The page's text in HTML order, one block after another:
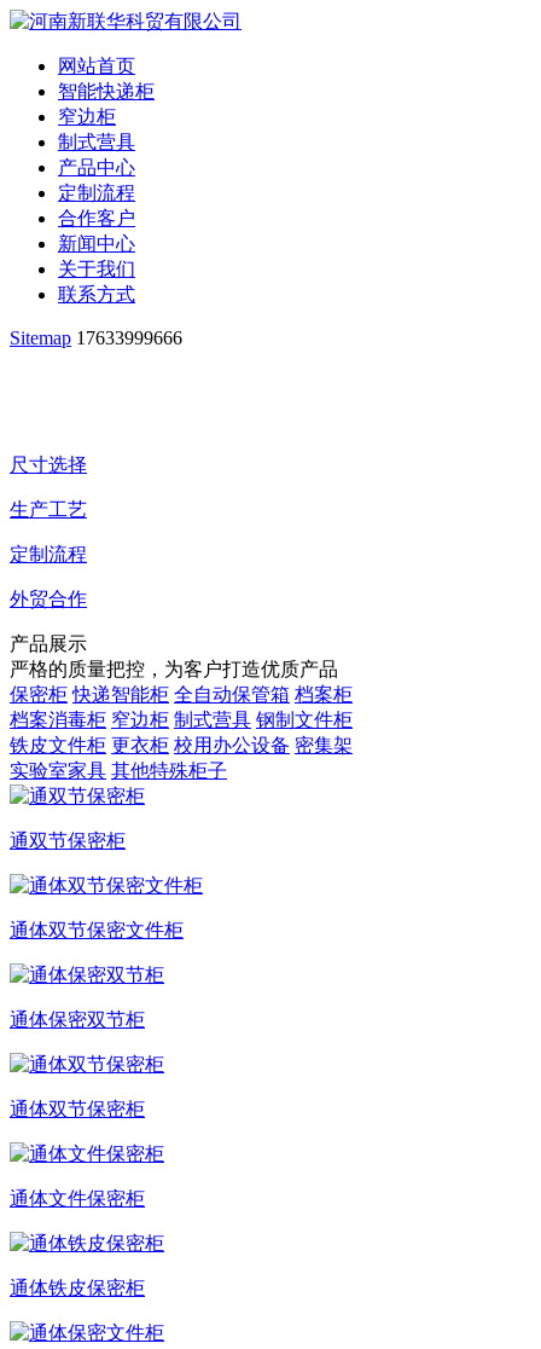
网站首页
智能快递柜
窄边柜
制式营具
产品中心
定制流程
合作客户
新闻中心
关于我们
联系方式
Sitemap 17633999666
尺寸选择
生产工艺
定制流程
外贸合作
产品展示
严格的质量把控，为客户打造优质产品
保密柜 快递智能柜 全自动保管箱 档案柜
档案消毒柜 窄边柜 制式营具 钢制文件柜
铁皮文件柜 更衣柜 校用办公设备 密集架
实验室家具 其他特殊柜子
通双节保密柜
通体双节保密文件柜
通体保密双节柜
通体双节保密柜
通体文件保密柜
通体铁皮保密柜